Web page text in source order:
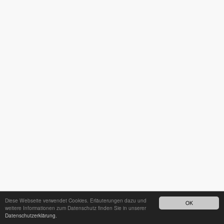
OK
Diese Webseite verwendet Cookies. Erläuterungen dazu und
weitere Informationen zum Datenschutz finden Sie in unserer
Datenschutzerklärung.24h - Bereitschaftsdienst unter